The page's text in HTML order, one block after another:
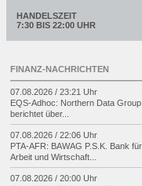
HANDELSZEIT
7:30 BIS 22:00 UHR
FINANZ-NACHRICHTEN
07.08.2026 / 23:21 Uhr
EQS-Adhoc: Northern Data Group
berichtet über...
07.08.2026 / 22:06 Uhr
PTA-AFR: BAWAG P.S.K. Bank für
Arbeit und Wirtschaft...
07.08.2026 / 20:00 Uhr